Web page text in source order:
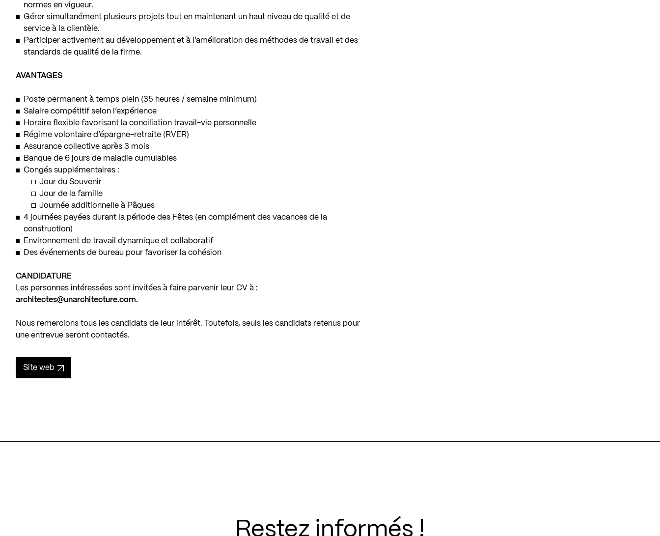
normes en vigueur.
Gérer simultanément plusieurs projets tout en maintenant un haut niveau de qualité et de
service à la clientèle.
Participer activement au développement et à l’amélioration des méthodes de travail et des
standards de qualité de la firme.
AVANTAGES
Poste permanent à temps plein (35 heures / semaine minimum)
Salaire compétitif selon l’expérience
Horaire flexible favorisant la conciliation travail-vie personnelle
Régime volontaire d’épargne-retraite (RVER)
Assurance collective après 3 mois
Banque de 6 jours de maladie cumulables
Congés supplémentaires :
Jour du Souvenir
Jour de la famille
Journée additionnelle à Pâques
4 journées payées durant la période des Fêtes (en complément des vacances de la
construction)
Environnement de travail dynamique et collaboratif
Des événements de bureau pour favoriser la cohésion
CANDIDATURE
Les personnes intéressées sont invitées à faire parvenir leur CV à :
architectes@unarchitecture.com.
Nous remercions tous les candidats de leur intérêt. Toutefois, seuls les candidats retenus pour
une entrevue seront contactés.
Site web
Restez informés !